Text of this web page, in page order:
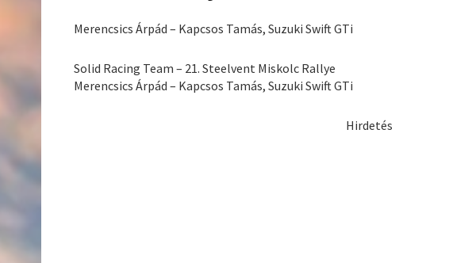
Merencsics Árpád – Kapcsos Tamás, Suzuki Swift GTi
Solid Racing Team – 21. Steelvent Miskolc Rallye
Merencsics Árpád – Kapcsos Tamás, Suzuki Swift GTi
Hirdetés